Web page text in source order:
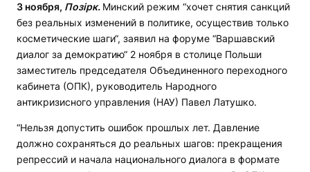
3 ноября, Позірк. Минский режим “хочет снятия санкций
без реальных изменений в политике, осуществив только
косметические шаги“, заявил на форуме “Варшавский
диалог за демократию“ 2 ноября в столице Польши
заместитель председателя Объединенного переходного
кабинета (ОПК), руководитель Народного
антикризисного управления (НАУ) Павел Латушко.
“Нельзя допустить ошибок прошлых лет. Давление
должно сохраняться до реальных шагов: прекращения
репрессий и начала национального диалога в формате